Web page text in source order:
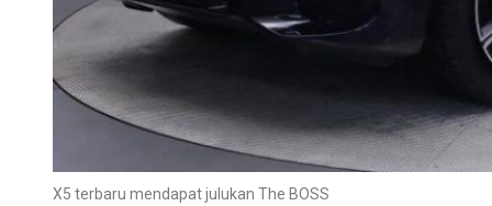
X5 terbaru mendapat julukan The BOSS